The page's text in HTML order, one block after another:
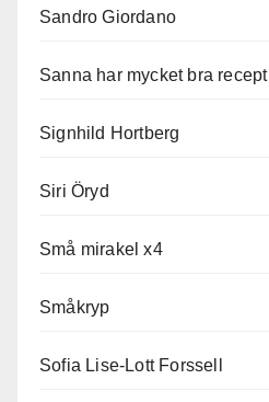
Sandro Giordano
Sanna har mycket bra recept
Signhild Hortberg
Siri Öryd
Små mirakel x4
Småkryp
Sofia Lise-Lott Forssell